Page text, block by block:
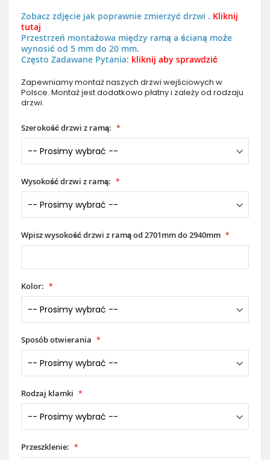
Zobacz zdjęcie jak poprawnie zmierzyć drzwi . Kliknij
tutaj
Przestrzeń montażowa między ramą a ścianą może
wynosić od 5 mm do 20 mm.
Często Zadawane Pytania: kliknij aby sprawdzić
Zapewniamy montaż naszych drzwi wejściowych w
Polsce. Montaż jest dodatkowo płatny i zależy od rodzaju
drzwi.
Szerokość drzwi z ramą:
Wysokość drzwi z ramą:
Wpisz wysokość drzwi z ramą od 2701mm do 2940mm
Kolor:
Sposób otwierania
Rodzaj klamki
Przeszklenie: